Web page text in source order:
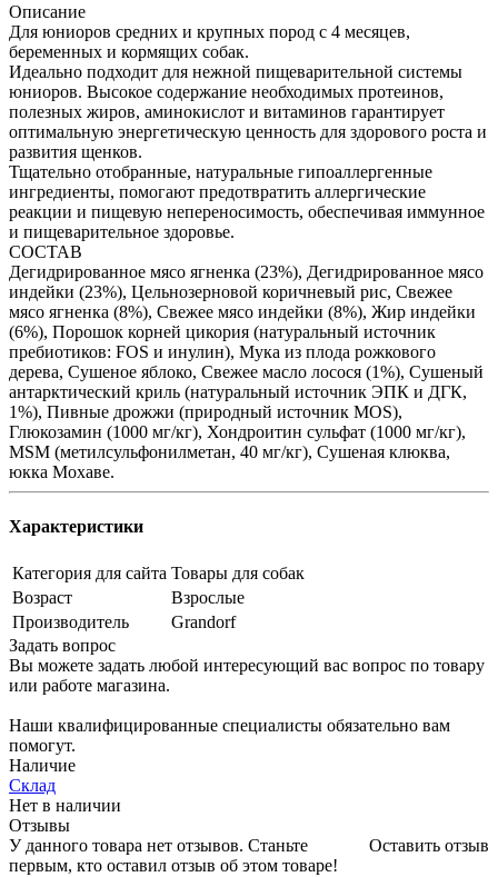
Описание
Для юниоров средних и крупных пород с 4 месяцев,
беременных и кормящих собак.
Идеально подходит для нежной пищеварительной системы
юниоров. Высокое содержание необходимых протеинов,
полезных жиров, аминокислот и витаминов гарантирует
оптимальную энергетическую ценность для здорового роста и
развития щенков.
Тщательно отобранные, натуральные гипоаллергенные
ингредиенты, помогают предотвратить аллергические
реакции и пищевую непереносимость, обеспечивая иммунное
и пищеварительное здоровье.
СОСТАВ
Дегидрированное мясо ягненка (23%), Дегидрированное мясо
индейки (23%), Цельнозерновой коричневый рис, Свежее
мясо ягненка (8%), Свежее мясо индейки (8%), Жир индейки
(6%), Порошок корней цикория (натуральный источник
пребиотиков: FOS и инулин), Мука из плода рожкового
дерева, Сушеное яблоко, Свежее масло лосося (1%), Сушеный
антарктический криль (натуральный источник ЭПК и ДГК,
1%), Пивные дрожжи (природный источник MOS),
Глюкозамин (1000 мг/кг), Хондроитин сульфат (1000 мг/кг),
MSM (метилсульфонилметан, 40 мг/кг), Сушеная клюква,
юкка Мохаве.
Характеристики
Категория для сайта Товары для собак
Возраст
Взрослые
Производитель
Grandorf
Задать вопрос
Вы можете задать любой интересующий вас вопрос по товару
или работе магазина.
Наши квалифицированные специалисты обязательно вам
помогут.
Наличие
Склад
Нет в наличии
Отзывы
Оставить отзыв
У данного товара нет отзывов. Станьте
первым, кто оставил отзыв об этом товаре!